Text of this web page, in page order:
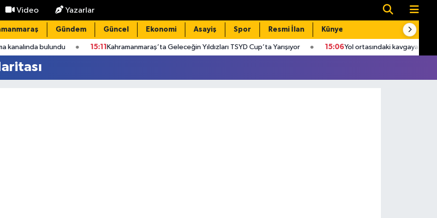
Video Yazarlar
Gündem Güncel Ekonomi Asayiş Spor Resmi İlan Künye
bulundu 15:11 Kahramanmaraş’ta Geleceğin Yıldızları TSYD Cup’ta Yarışıyor 15:06Yol ortasındaki kavgaya damga